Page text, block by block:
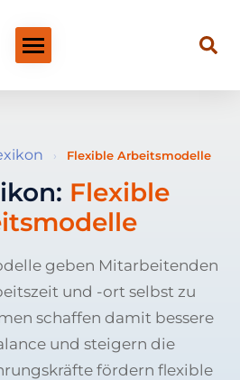
› Flexible Arbeitsmodelle
Flexible
geben Mitarbeitenden
und -ort selbst zu
schaffen damit bessere
und steigern die
fördern flexible